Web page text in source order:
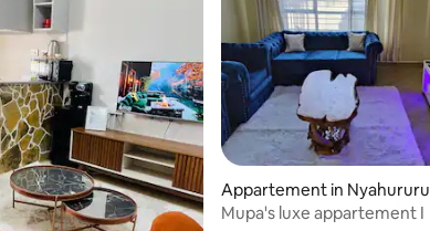
Appartement in Nyahururu
Mupa's luxe appartement I